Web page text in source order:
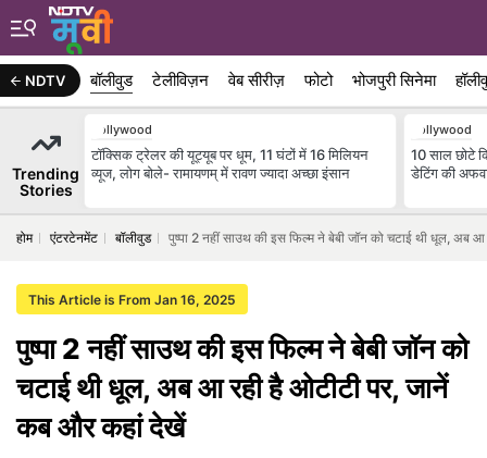
NDTV बॉलीवुड टेलीविज़न वेब सीरीज़ फोटो भोजपुरी सिनेमा
Trending
Stories
Bollywood
टॉक्सिक ट्रेलर की यूट्यूब पर धूम, 11 घंटों में 16 मिलियन
व्यूज, लोग बोले- रामायणम् में रावण ज्यादा अच्छा इंसान
Bollywood
10 साल छोटे
डेटिंग की
होम एंटरटेनमेंट बॉलीवुड पुष्पा 2 नहीं साउथ की इस फिल्म ने बेबी जॉन को चटाई थी धूल, अब
This Article is From Jan 16, 2025
पुष्पा 2 नहीं साउथ की इस फिल्म ने बेबी जॉन को
चटाई थी धूल, अब आ रही है ओटीटी पर, जानें
कब और कहां देखें